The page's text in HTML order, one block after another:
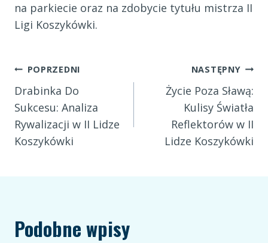
na parkiecie oraz na zdobycie tytułu mistrza II
Ligi Koszykówki.
Nawigacja
wpisu
POPRZEDNI
Drabinka Do
Sukcesu: Analiza
Rywalizacji w II Lidze
Koszykówki
NASTĘPNY
Życie Poza Sławą:
Kulisy Światła
Reflektorów w II
Lidze Koszykówki
Podobne wpisy